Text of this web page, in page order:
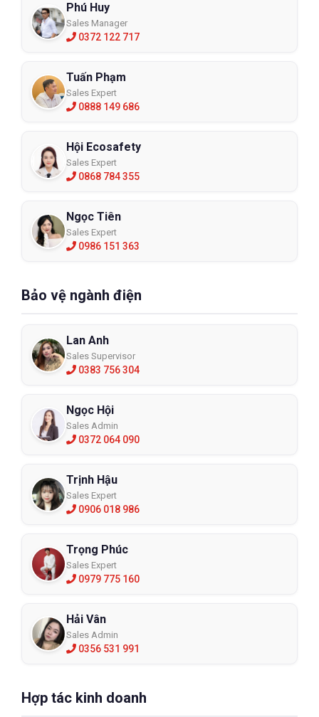
Phú Huy
Sales Manager
0372 122 717
Tuấn Phạm
Sales Expert
0888 149 686
Hội Ecosafety
Sales Expert
0868 784 355
Ngọc Tiên
Sales Expert
0986 151 363
Bảo vệ ngành điện
Lan Anh
Sales Supervisor
0383 756 304
Ngọc Hội
Sales Admin
0372 064 090
Trịnh Hậu
Sales Expert
0906 018 986
Trọng Phúc
Sales Expert
0979 775 160
Hải Vân
Sales Admin
0356 531 991
Hợp tác kinh doanh